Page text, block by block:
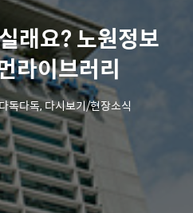
래요? 노원정보
라이브러리
독다독, 다시보기/현장소식